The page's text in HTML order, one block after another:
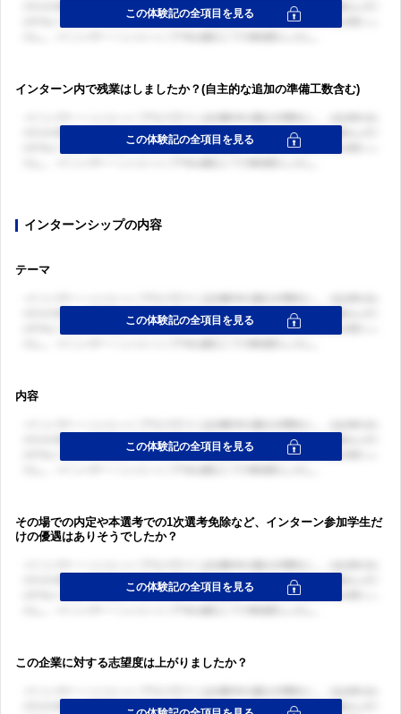
インターン内で残業はしましたか？(自主的な追加の準備工数含む)
インターンシップの内容
テーマ
内容
その場での内定や本選考での1次選考免除など、インターン参加学生だ
けの優遇はありそうでしたか？
この企業に対する志望度は上がりましたか？